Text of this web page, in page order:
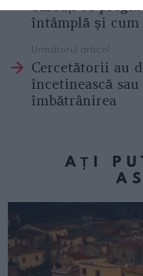
bărbați se
întâmplă și cum
Următorul articol
Cercetătorii au
încetinească
îmbătrânirea
AȚI